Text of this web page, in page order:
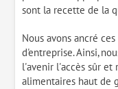
sont la recette de la
Nous avons ancré
d'entreprise. Ainsi,
l'avenir l'accès sûr et
alimentaires haut de